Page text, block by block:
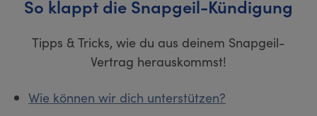
So klappt die Snapgeil-Kündigung
Tipps & Tricks, wie du aus deinem Snapgeil-
Vertrag herauskommst!
Wie können wir dich unterstützen?